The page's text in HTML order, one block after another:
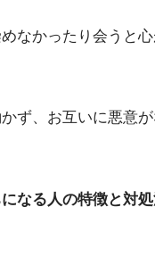
なかったり会うと
ず、お互いに悪意
なる人の特徴と対